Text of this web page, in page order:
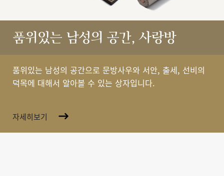
품위있는 남성의 공간, 사랑방
품위있는 남성의 공간으로 문방사우와 서안, 출세, 선비의
덕목에 대해서 알아볼 수 있는 상자입니다.
자세히보기